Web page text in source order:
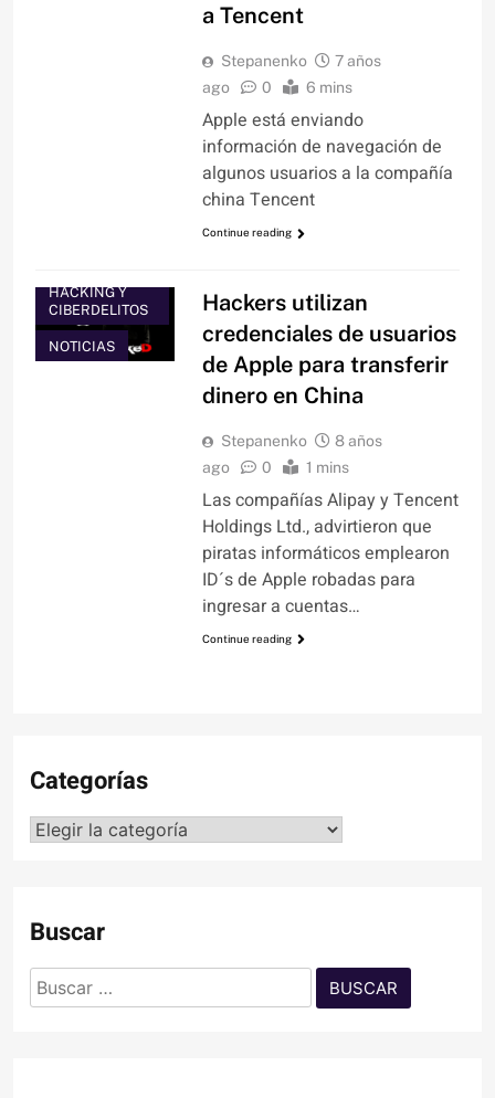
a Tencent
Stepanenko
7 años
ago
0 6 mins
Apple está enviando
información de navegación de
algunos usuarios a la compañía
china Tencent
Continue reading
HACKING Y
CIBERDELITOS
NOTICIAS
Hackers utilizan
credenciales de usuarios
de Apple para transferir
dinero en China
Stepanenko
8 años
ago
0 1 mins
Las compañías Alipay y Tencent
Holdings Ltd., advirtieron que
piratas informáticos emplearon
ID´s de Apple robadas para
ingresar a cuentas…
Continue reading
Categorías
Categorías
Buscar
Buscar: